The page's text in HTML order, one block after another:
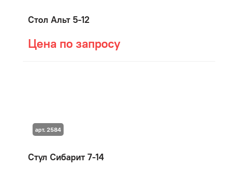
Стол Альт 5-12
Цена по запросу
Стул Сибарит 7-14
арт. 2584